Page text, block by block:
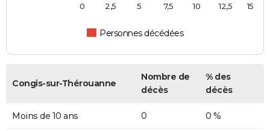
Personnes décédées
0 2,5 5 7,5 10 12,5 15
Congis-sur-Thérouanne
Nombre de
décès
% des
décès
Moins de 10 ans 0 0 %